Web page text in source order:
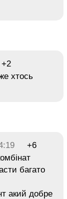
+2
хтось
+6
багато
акий добре